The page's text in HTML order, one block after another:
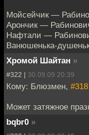
Мойсейчик —
Арончик —
Нафтали —
Ванюшенька-
Хромой Шайтан »
#322 | 30.09.09 20:39
Кому: Блюзмен, #318
Может затяжное
bqbr0 »